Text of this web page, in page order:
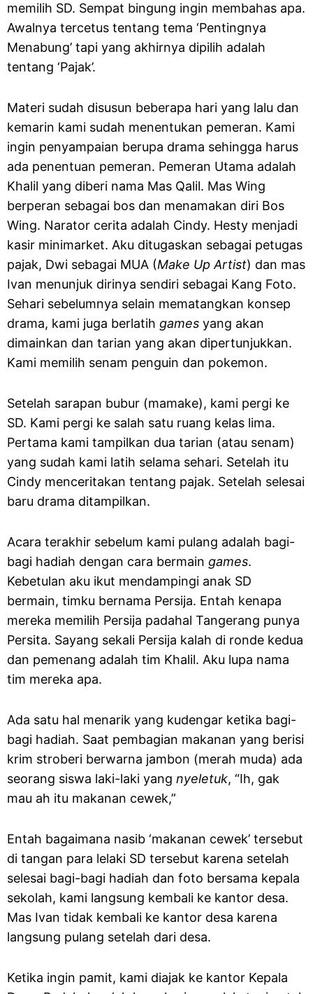
memilih SD. Sempat bingung ingin membahas apa.
Awalnya tercetus tentang tema ‘Pentingnya
Menabung’ tapi yang akhirnya dipilih adalah
tentang ‘Pajak’.
Materi sudah disusun beberapa hari yang lalu dan
kemarin kami sudah menentukan pemeran. Kami
ingin penyampaian berupa drama sehingga harus
ada penentuan pemeran. Pemeran Utama adalah
Khalil yang diberi nama Mas Qalil. Mas Wing
berperan sebagai bos dan menamakan diri Bos
Wing. Narator cerita adalah Cindy. Hesty menjadi
kasir minimarket. Aku ditugaskan sebagai petugas
pajak, Dwi sebagai MUA (Make Up Artist) dan mas
Ivan menunjuk dirinya sendiri sebagai Kang Foto.
Sehari sebelumnya selain mematangkan konsep
drama, kami juga berlatih games yang akan
dimainkan dan tarian yang akan dipertunjukkan.
Kami memilih senam penguin dan pokemon.
Setelah sarapan bubur (mamake), kami pergi ke
SD. Kami pergi ke salah satu ruang kelas lima.
Pertama kami tampilkan dua tarian (atau senam)
yang sudah kami latih selama sehari. Setelah itu
Cindy menceritakan tentang pajak. Setelah selesai
baru drama ditampilkan.
Acara terakhir sebelum kami pulang adalah bagi-
bagi hadiah dengan cara bermain games.
Kebetulan aku ikut mendampingi anak SD
bermain, timku bernama Persija. Entah kenapa
mereka memilih Persija padahal Tangerang punya
Persita. Sayang sekali Persija kalah di ronde kedua
dan pemenang adalah tim Khalil. Aku lupa nama
tim mereka apa.
Ada satu hal menarik yang kudengar ketika bagi-
bagi hadiah. Saat pembagian makanan yang berisi
krim stroberi berwarna jambon (merah muda) ada
seorang siswa laki-laki yang nyeletuk, “Ih, gak
mau ah itu makanan cewek,”
Entah bagaimana nasib ‘makanan cewek’ tersebut
di tangan para lelaki SD tersebut karena setelah
selesai bagi-bagi hadiah dan foto bersama kepala
sekolah, kami langsung kembali ke kantor desa.
Mas Ivan tidak kembali ke kantor desa karena
langsung pulang setelah dari desa.
Ketika ingin pamit, kami diajak ke kantor Kepala